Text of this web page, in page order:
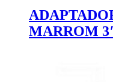
MARROM